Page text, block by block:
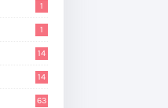
1
1
14
14
63